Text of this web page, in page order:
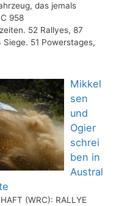
das jemals
958
52 Rallyes, 87
51 Powerstages,
Mikkel
sen
und
Ogier
schrei
ben in
Austral
(WRC): RALLYE